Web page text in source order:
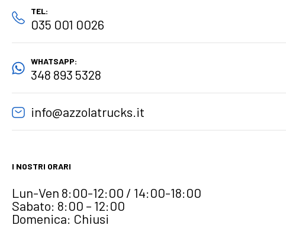
TEL:
035 001 0026
WHATSAPP:
348 893 5328
info@azzolatrucks.it
I NOSTRI ORARI
Lun-Ven 8:00-12:00 / 14:00-18:00
Sabato: 8:00 – 12:00
Domenica: Chiusi